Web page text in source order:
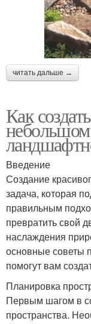
читать дальше →
Как
небольшом
Введение
Создание
задача, которая
правильным
превратить свой
наслаждения
основные советы
помогут вам
Планировка
Первым шагом в
пространства.